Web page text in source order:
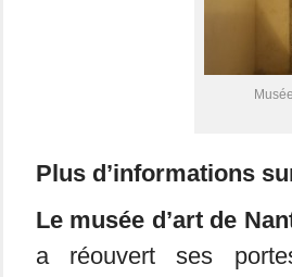
Plus d’informations
Le musée d’art de
a réouvert ses